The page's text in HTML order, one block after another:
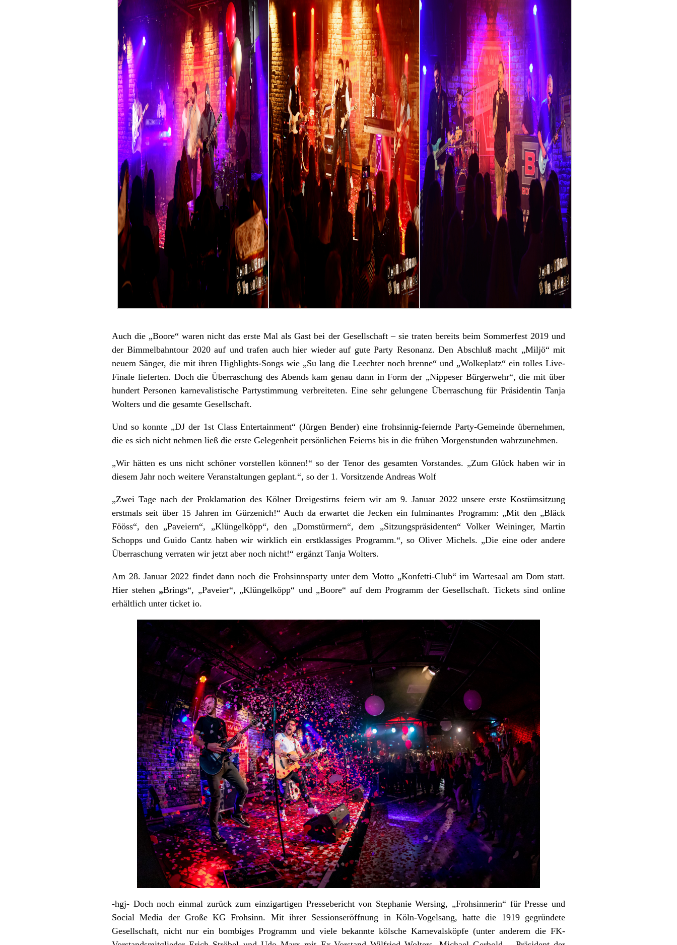
Auch die „Boore“ waren nicht das erste Mal als Gast bei der Gesellschaft – sie traten bereits beim Sommerfest 2019 und
der Bimmelbahntour 2020 auf und trafen auch hier wieder auf gute Party Resonanz. Den Abschluß macht „Miljö“ mit
neuem Sänger, die mit ihren Highlights-Songs wie „Su lang die Leechter noch brenne“ und „Wolkeplatz“ ein tolles Live-
Finale lieferten. Doch die Überraschung des Abends kam genau dann in Form der „Nippeser Bürgerwehr“, die mit über
hundert Personen karnevalistische Partystimmung verbreiteten. Eine sehr gelungene Überraschung für Präsidentin Tanja
Wolters und die gesamte Gesellschaft.
Und so konnte „DJ der 1st Class Entertainment“ (Jürgen Bender) eine frohsinnig-feiernde Party-Gemeinde übernehmen,
die es sich nicht nehmen ließ die erste Gelegenheit persönlichen Feierns bis in die frühen Morgenstunden wahrzunehmen.
„Wir hätten es uns nicht schöner vorstellen können!“ so der Tenor des gesamten Vorstandes. „Zum Glück haben wir in
diesem Jahr noch weitere Veranstaltungen geplant.“, so der 1. Vorsitzende Andreas Wolf
„Zwei Tage nach der Proklamation des Kölner Dreigestirns feiern wir am 9. Januar 2022 unsere erste Kostümsitzung
erstmals seit über 15 Jahren im Gürzenich!“ Auch da erwartet die Jecken ein fulminantes Programm: „Mit den „Bläck
Fööss“, den „Paveiern“, „Klüngelköpp“, den „Domstürmern“, dem „Sitzungspräsidenten“ Volker Weininger, Martin
Schopps und Guido Cantz haben wir wirklich ein erstklassiges Programm.“, so Oliver Michels. „Die eine oder andere
Überraschung verraten wir jetzt aber noch nicht!“ ergänzt Tanja Wolters.
Am 28. Januar 2022 findet dann noch die Frohsinnsparty unter dem Motto „Konfetti-Club“ im Wartesaal am Dom statt.
Hier stehen „Brings“, „Paveier“, „Klüngelköpp“ und „Boore“ auf dem Programm der Gesellschaft. Tickets sind online
erhältlich unter ticket io.
-hgj- Doch noch einmal zurück zum einzigartigen Pressebericht von Stephanie Wersing, „Frohsinnerin“ für Presse und
Social Media der Große KG Frohsinn. Mit ihrer Sessionseröffnung in Köln-Vogelsang, hatte die 1919 gegründete
Gesellschaft, nicht nur ein bombiges Programm und viele bekannte kölsche Karnevalsköpfe (unter anderem die FK-